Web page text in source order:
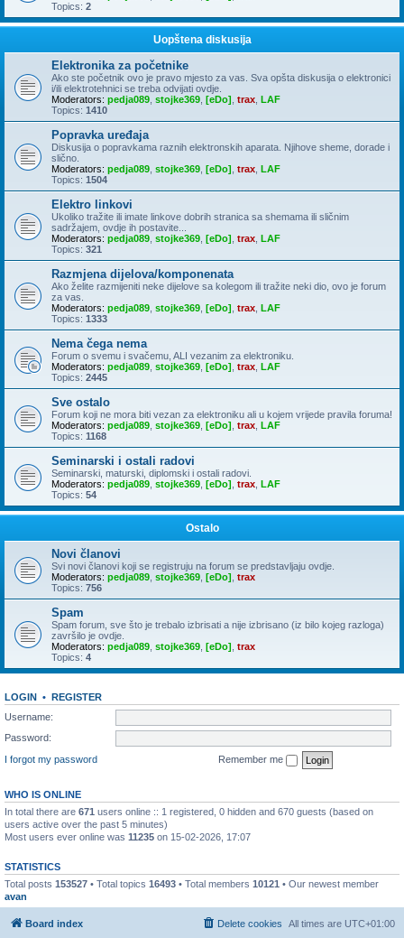
Topics: 2
Uopštena diskusija
Elektronika za početnike
Ako ste početnik ovo je pravo mjesto za vas. Sva opšta diskusija o elektronici
i/ili elektrotehnici se treba odvijati ovdje.
Moderators: pedja089 stojke369 [eDo] trax LAF
Topics: 1410
Popravka uređaja
Diskusija o popravkama raznih elektronskih aparata. Njihove sheme, dorade i
slično.
Moderators: pedja089 stojke369 [eDo] trax LAF
Topics: 1504
Elektro linkovi
Ukoliko tražite ili imate linkove dobrih stranica sa shemama ili sličnim
sadržajem, ovdje ih postavite...
Moderators: pedja089 stojke369 [eDo] trax LAF
Topics: 321
Razmjena dijelova/komponenata
Ako želite razmijeniti neke dijelove sa kolegom ili tražite neki dio, ovo je forum
za vas.
Moderators: pedja089 stojke369 [eDo] trax LAF
Topics: 1333
Nema čega nema
Forum o svemu i svačemu, ALI vezanim za elektroniku.
Moderators: pedja089 stojke369 [eDo] trax LAF
Topics: 2445
Sve ostalo
Forum koji ne mora biti vezan za elektroniku ali u kojem vrijede pravila foruma!
Moderators: pedja089 stojke369 [eDo] trax LAF
Topics: 1168
Seminarski i ostali radovi
Seminarski, maturski, diplomski i ostali radovi.
Moderators: pedja089 stojke369 [eDo] trax LAF
Topics: 54
Ostalo
Novi članovi
Svi novi članovi koji se registruju na forum se predstavljaju ovdje.
Moderators: pedja089 stojke369 [eDo] trax
Topics: 756
Spam
Spam forum, sve što je trebalo izbrisati a nije izbrisano (iz bilo kojeg razloga)
završilo je ovdje.
Moderators: pedja089 stojke369 [eDo] trax
Topics: 4
LOGIN • REGISTER
Username:
Password:
I forgot my password
Remember me
WHO IS ONLINE
In total there are 671 users online :: 1 registered, 0 hidden and 670 guests (based on
users active over the past 5 minutes)
Most users ever online was 11235 on 15-02-2026, 17:07
STATISTICS
Total posts 153527 • Total topics 16493 • Total members 10121 • Our newest member
avan
Board index All times are UTC+01:00
Delete cookies